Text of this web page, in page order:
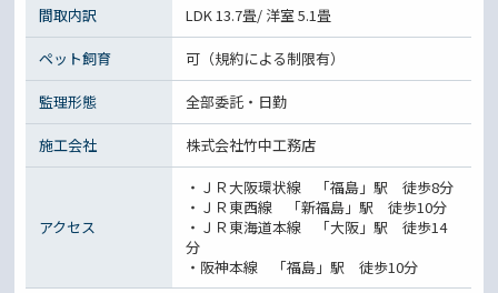
間取内訳 LDK 13.7畳/ 洋室 5.1畳
ペット飼育 可（規約による制限有）
監理形態 全部委託・日勤
施工会社 株式会社竹中工務店
アクセス
・ＪＲ大阪環状線 「福島」駅 徒歩8分
・ＪＲ東西線 「新福島」駅 徒歩10分
・ＪＲ東海道本線 「大阪」駅 徒歩14
分
・阪神本線 「福島」駅 徒歩10分